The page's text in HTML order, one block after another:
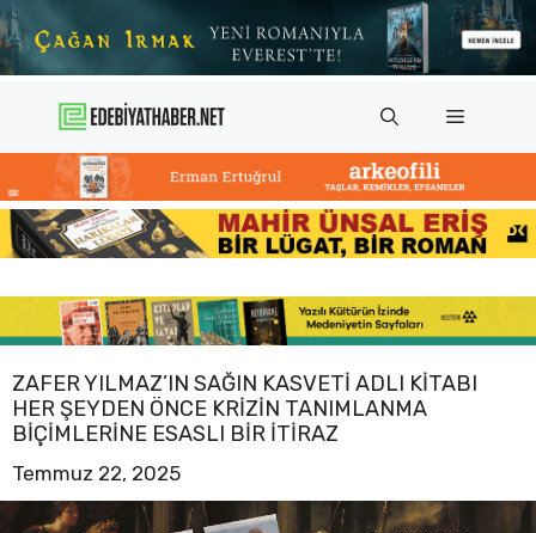
İçeriğe
atla
Menü
ZAFER YILMAZ’IN SAĞIN KASVETI ADLI KITABI
HER ŞEYDEN ÖNCE KRIZIN TANIMLANMA
BIÇIMLERINE ESASLI BIR ITIRAZ
Temmuz 22, 2025